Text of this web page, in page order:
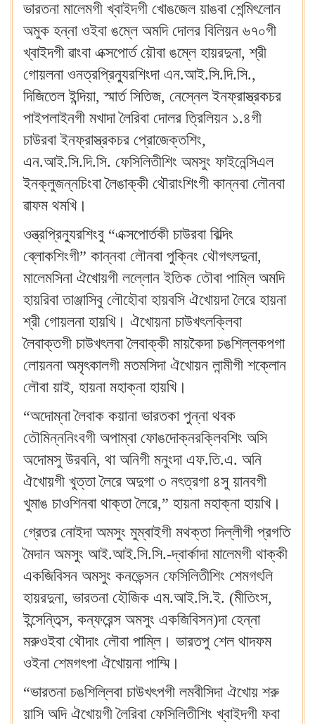
ভারতনা মালেমগী খ্বাইদগী খোঙজেল য়াঙবা শেন্মিৎলোন
অমুক হন্না ওইবা ঙম্লে অমদি দোলর বিলিয়ন ৬৭০গী
খ্বাইদগী ৱাংবা এক্সপোর্ত য়ৌবা ঙম্লে হায়রদুনা, শ্রী
গোয়লনা ওনত্রপ্রিন্যুরশিংদা এন.আই.সি.দি.সি.,
দিজিতেল ইন্দিয়া, স্মার্ত সিতিজ, নেস্নেল ইনফ্রাস্ত্রকচর
পাইপলাইনগী মখাদা লৈরিবা দোলর ত্রিলিয়ন ১.৪গী
চাউরবা ইনফ্রাস্ত্রকচর প্রোজেক্তশিং,
এন.আই.সি.দি.সি. ফেসিলিতীশিং অমসুং ফাইনেন্সিএল
ইনক্লুজন্নচিংবা লৈঙাক্কী থৌরাংশিংগী কান্নবা লৌনবা
ৱাফম থমখি‍।
ওন্ত্রপ্রিন্যুরশিংবু “এক্সপোর্তকী চাউরবা বিল্দিং
ব্লোকশিংগী” কান্নবা লৌনবা পুক্নিং থৌগৎলদুনা,
মালেমসিনা ঐখোয়গী লল্লোন ইতিক তৌবা পাম্লি অমদি
হায়রিবা তাঞ্জাসিবু লৌহৌবা হায়বসি ঐখোয়দা লৈরে হায়না
শ্রী গোয়লনা হায়খি‍। ঐখোয়না চাউখৎলক্লিবা
লৈবাক্তগী চাউখৎলবা লৈবাক্কী মায়কৈদা চঙশিল্লকপগা
লোয়ননা অমৃৎকালগী মতমসিদা ঐখোয়ন লান্মীগী শক্লোন
লৌবা য়াই, হায়না মহাক্না হায়খি‍।
“অদোম্না লৈবাক কয়ানা ভারতকা পুন্না থবক
তৌমিন্ননিংবগী অপাম্বা ফোঙদোক্নরক্লিবশিং অসি
অদোমসু উরবনি, থা অনিগী মনুংদা এফ.তি.এ. অনি
ঐখোয়গী খুত্তা লৈরে অদুগা ৩ নৎত্রগা ৪সু য়ানবগী
খুমাঙ চাওশিনবা থাক্তা লৈরে,” হায়না মহাক্না হায়খি‍।
গ্রেতর নোইদা অমসুং মুম্বাইগী মথক্তা দিল্লীগী প্রগতি
মৈদান অমসুং আই.আই.সি.সি.-দ্বার্কাদা মালেমগী থাক্কী
একজিবিসন অমসুং কনভেন্সন ফেসিলিতীশিং শেমগৎলি
হায়রদুনা, ভারতনা হৌজিক এম.আই.সি.ই. (মীতিংস,
ইন্সেন্তিব্স, কন্ফরেন্স অমসুং একজিবিসন)দা হেন্না
মরুওইবা থৌদাং লৌবা পাম্লি‍। ভারতপু শেল থাদফম
ওইনা শেমগৎপা ঐখোয়না পাম্মি‍।
“ভারতনা চঙশিল্লিবা চাউখৎপগী লমবীসিদা ঐখোয় শরু
য়াসি অদি ঐখোয়গী লৈরিবা ফেসিলিতীশিং খ্বাইদগী ফবা